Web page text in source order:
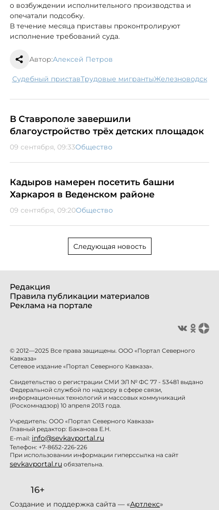
о возбуждении исполнительного производства и
опечатали подсобку.
В течение месяца приставы проконтролируют
исполнение требований суда.
Автор:Алексей Петров
судебный пристав трудовые мигранты Железноводск
В Ставрополе завершили
благоустройство трёх детских площадок
09 сентября, 09:33Общество
Кадыров намерен посетить башни
Харкароя в Веденском районе
09 сентября, 09:20Общество
Следующая новость
Редакция
Правила публикации материалов
Реклама на портале
© 2012—2025 Все права защищены. ООО «Портал Северного
Кавказа»
Сетевое издание «Портал Северного Кавказа».
Свидетельство о регистрации СМИ ЭЛ № ФС 77 - 53481 выдано
Федеральной службой по надзору в сфере связи,
информационных технологий и массовых коммуникаций
(Роскомнадзор) 10 апреля 2013 года.
Учредитель: ООО «Портал Северного Кавказа»
Главный редактор: Баканова Е.Н.
E-mail: info@sevkavportal.ru
Телефон: +7-8652-226-226
При использовании информации гиперссылка на сайт
sevkavportal.ru обязательна.
16+
Создание и поддержка сайта — «Артлекс»